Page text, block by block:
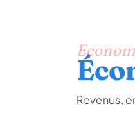
Revenus,